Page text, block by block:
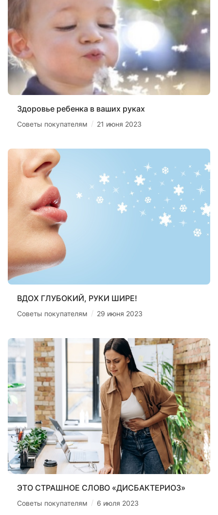
Здоровье ребенка в ваших руках
Советы покупателям / 21 июня 2023
ВДОХ ГЛУБОКИЙ, РУКИ ШИРЕ!
Советы покупателям / 29 июня 2023
ЭТО СТРАШНОЕ СЛОВО «ДИСБАКТЕРИОЗ»
Советы покупателям / 6 июля 2023